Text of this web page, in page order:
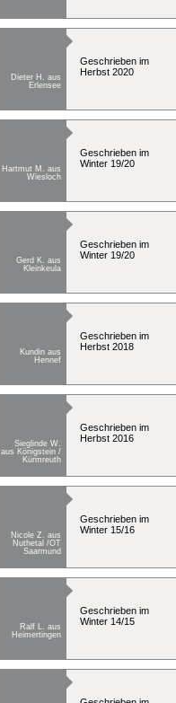
Dieter H. aus
Erlensee
Geschrieben im
Herbst 2020
Hartmut M. aus
Wiesloch
Geschrieben im
Winter 19/20
Gerd K. aus
Kleinkeula
Geschrieben im
Winter 19/20
Kundin aus
Hennef
Geschrieben im
Herbst 2018
Sieglinde W.
aus Königstein /
Kürmreuth
Geschrieben im
Herbst 2016
Nicole Z. aus
Nuthetal /OT
Saarmund
Geschrieben im
Winter 15/16
Ralf L. aus
Heimertingen
Geschrieben im
Winter 14/15